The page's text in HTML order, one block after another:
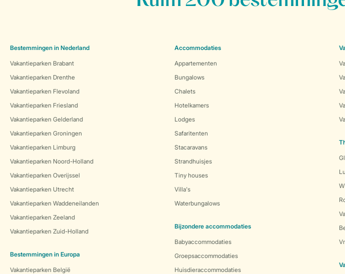
Bestemmingen in Nederland
Vakantieparken Brabant
Vakantieparken Drenthe
Vakantieparken Flevoland
Vakantieparken Friesland
Vakantieparken Gelderland
Vakantieparken Groningen
Vakantieparken Limburg
Vakantieparken Noord-Holland
Vakantieparken Overijssel
Vakantieparken Utrecht
Vakantieparken Waddeneilanden
Vakantieparken Zeeland
Vakantieparken Zuid-Holland
Bestemmingen in Europa
Vakantieparken België
Accommodaties
Appartementen
Bungalows
Chalets
Hotelkamers
Lodges
Safaritenten
Stacaravans
Strandhuisjes
Tiny houses
Villa's
Waterbungalows
Bijzondere accommodaties
Babyaccommodaties
Groepsaccommodaties
Huisdieraccommodaties